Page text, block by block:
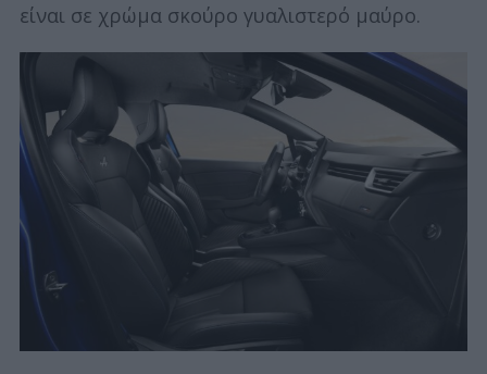
είναι σε χρώμα σκούρο γυαλιστερό μαύρο.